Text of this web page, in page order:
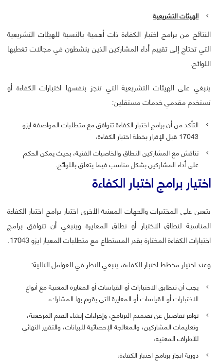
الهيئات التشريعية
النتائج من برامج اختبار الكفاءة ذات أهمية بالنسبة للهيئات التشريعية
التي تحتاج إلى تقييم أداء المشاركين الذين ينشطون في مجالات تغطيها
اللوائح.
ینبغي علی الھیئات التشريعية التي تنجز بنفسها اختبارات الكفاءة أو
تستخدم مقدمي خدمات مستقلين:
التأكد من أن برامج اختبار الكفاءة تتوافق مع متطلبات المواصفة ايزو
17043 قبل الإقرار بخطة اختبار الكفاءة،
تناقش مع المشاركين النطاق والخاصيات الفنية، بحيث يمكن الحكم
على أداء المشاركين بشكل مناسب فيما يتعلق باللوائح.
اختيار برامج اختبار الكفاءة
يتعين على المختبرات والجهات المعنية الأخرى اختيار برامج اختبار الكفاءة
المناسبة لنطاق الاختبار أو نطاق المعايرة وينبغي أن تتوافق برامج
اختبارات الكفاءة المختارة بقدر المستطاع مع متطلبات المعيار ايزو 17043.
وعند اختيار مخطط اختبار الكفاءة، ينبغي النظر في العوامل التالية:
يجب أن تتطابق الاختبارات أو القياسات أو المعايرة المعنية مع أنواع
الاختبارات أو القياسات أو المعايرة التي يقوم بها المشارك،
توافر تفاصيل عن تصميم البرنامج، وإجراءات إنشاء القيم المرجعية،
وتعليمات المشاركين، والمعالجة الإحصائية للبيانات، والتقرير النهائي
للأطراف المعنية،
دورية انجاز برنامج اختبار الكفاءة،